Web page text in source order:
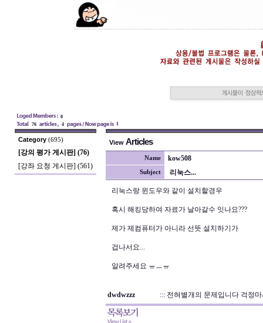
0
76
4 1
Category (695)
[강의 평가 게시판] (76)
[강좌 요청 게시판] (561)
View Articles
Name kow508
Subject 리눅스...
리눅스랑 윈도우와 같이 설치할경우
혹시 해킹당하여 자료가 날아갈수 잇나요???
제가 제컴퓨터가 아니라 선뜻 설치하기가
겁나서요...
알려주세요 ㅠㅡㅠ
dwdwzzz ::: 전혀별개의 문제입니다 걱정